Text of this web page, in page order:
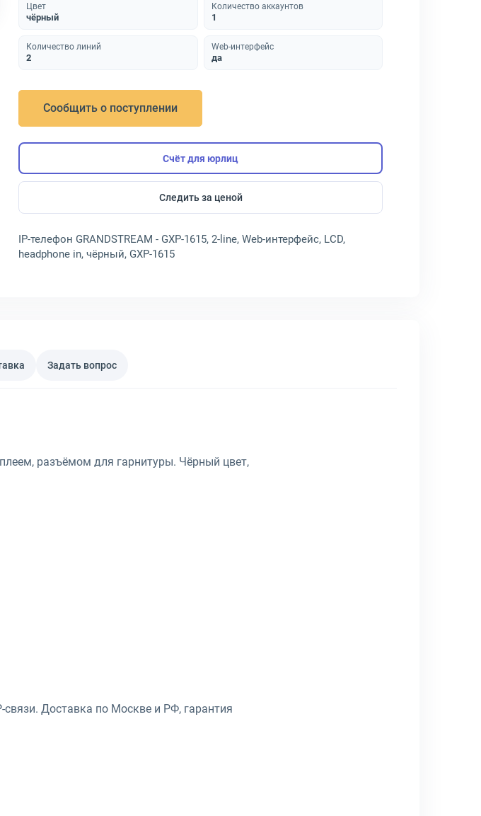
Цвет
чёрный
Количество аккаунтов
1
Количество линий
2
Web-интерфейс
да
Сообщить о поступлении
Счёт для юрлиц
Следить за ценой
IP-телефон GRANDSTREAM - GXP-1615, 2-line, Web-интерфейс, LCD,
headphone in, чёрный, GXP-1615
Задать вопрос
разъёмом для гарнитуры. Чёрный цвет,
связи. Доставка по Москве и РФ, гарантия